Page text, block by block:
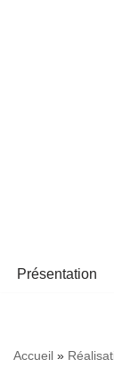
Présentation
Accueil »